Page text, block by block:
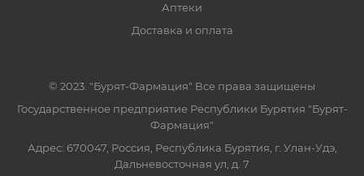
Аптеки
Доставка и оплата
© 2023. "Бурят-Фармация" Все права защищены
Государственное предприятие Республики Бурятия "Бурят-
Фармация"
Адрес: 670047, Россия, Республика Бурятия, г. Улан-Удэ,
Дальневосточная ул, д. 7